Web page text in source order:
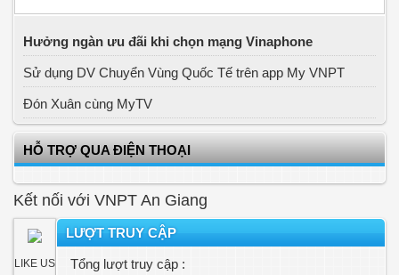
Hưởng ngàn ưu đãi khi chọn mạng Vinaphone
Sử dụng DV Chuyển Vùng Quốc Tế trên app My VNPT
Đón Xuân cùng MyTV
HỖ TRỢ QUA ĐIỆN THOẠI
Kết nối với VNPT An Giang
LIKE US
LƯỢT TRUY CẬP
Tổng lượt truy cập :